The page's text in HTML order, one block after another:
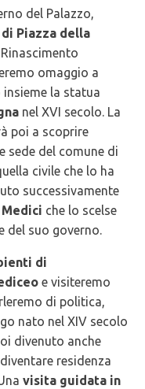
del Palazzo,
Piazza della
omaggio a
la statua
nel XVI secolo. La
poi a scoprire
sede del comune di
civile che lo ha
successivamente
Medici che lo scelse
del suo governo.
di
e visiteremo
di politica,
nato nel XIV secolo
divenuto anche
residenza
visita guidata in